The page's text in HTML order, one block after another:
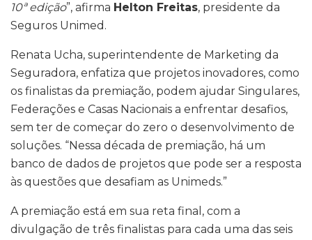
10ª edição”, afirma Helton Freitas, presidente da
Seguros Unimed.
Renata Ucha, superintendente de Marketing da
Seguradora, enfatiza que projetos inovadores, como
os finalistas da premiação, podem ajudar Singulares,
Federações e Casas Nacionais a enfrentar desafios,
sem ter de começar do zero o desenvolvimento de
soluções. “Nessa década de premiação, há um
banco de dados de projetos que pode ser a resposta
às questões que desafiam as Unimeds.”
A premiação está em sua reta final, com a
divulgação de três finalistas para cada uma das seis